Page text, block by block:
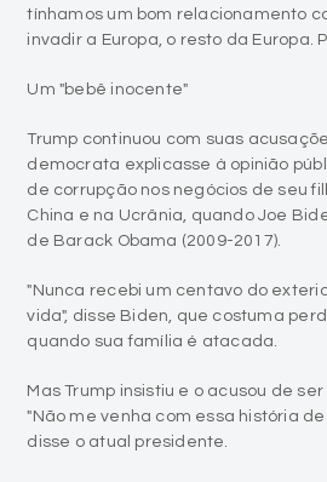
tínhamos um bom relacionamento
invadir a Europa, o resto da Europa.
Um "bebê inocente"
Trump continuou com suas
democrata explicasse à opinião
de corrupção nos negócios de seu
China e na Ucrânia, quando Joe
de Barack Obama (2009-2017).
"Nunca recebi um centavo do
vida", disse Biden, que costuma
quando sua família é atacada.
Mas Trump insistiu e o acusou de
"Não me venha com essa história
disse o atual presidente.